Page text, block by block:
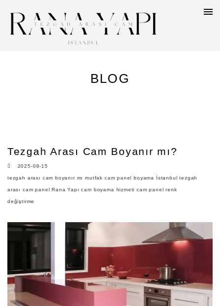
BLOG
Tezgah Arası Cam Boyanır mı?
2025-08-15
tezgah arası cam boyanır mı mutfak cam panel boyama İstanbul tezgah
arası cam panel Rana Yapı cam boyama hizmeti cam panel renk
değiştirme